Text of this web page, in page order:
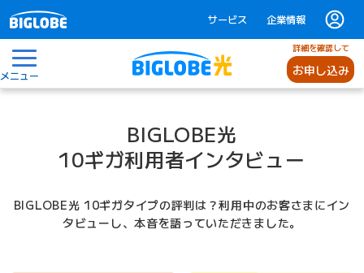
サービス 企業情報
メニュー
詳細を確認して
お申し込み
BIGLOBE光
10ギガ利用者インタビュー
BIGLOBE光 10ギガタイプの評判は？利用中のお客さまにイン
タビューし、本音を語っていただきました。